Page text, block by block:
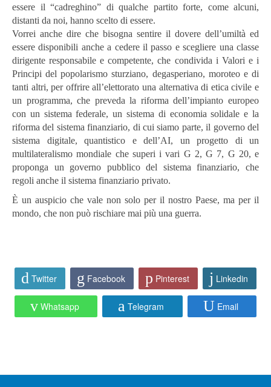
essere il “cadreghino” di qualche partito forte, come alcuni,
distanti da noi, hanno scelto di essere.
Vorrei anche dire che bisogna sentire il dovere dell’umiltà ed
essere disponibili anche a cedere il passo e scegliere una classe
dirigente responsabile e competente, che condivida i Valori e i
Principi del popolarismo sturziano, degasperiano, moroteo e di
tanti altri, per offrire all’elettorato una alternativa di etica civile e
un programma, che preveda la riforma dell’impianto europeo
con un sistema federale, un sistema di economia solidale e la
riforma del sistema finanziario, di cui siamo parte, il governo del
sistema digitale, quantistico e dell’AI, un progetto di un
multilateralismo mondiale che superi i vari G 2, G 7, G 20, e
proponga un governo pubblico del sistema finanziario, che
regoli anche il sistema finanziario privato.
È un auspicio che vale non solo per il nostro Paese, ma per il
mondo, che non può rischiare mai più una guerra.
Twitter Facebook Pinterest Linkedin
Whatsapp Telegram Email